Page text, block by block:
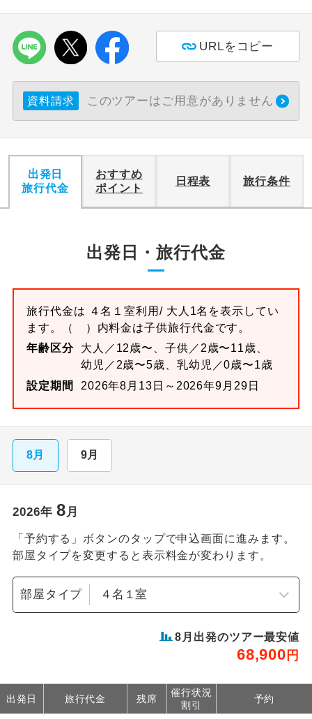
URLをコピー
資料請求 このツアーはご用意がありません
出発日
旅行代金
おすすめ
ポイント
日程表 旅行条件
出発日・旅行代金
旅行代金は ４名１室利用/ 大人1名を表示してい
ます。
（ ）内料金は子供旅行代金です。
年齢区分
大人／12歳〜、子供／2歳〜11歳、
幼児／2歳〜5歳、乳幼児／0歳〜1歳
設定期間
2026年8月13日～2026年9月29日
8月 9月
2026年 8月
「予約する」ボタンのタップで申込画面に進みます。
部屋タイプを変更すると表示料金が変わります。
部屋タイプ
8 月出発のツアー最安値
68,900 円
出発日 旅行代金 残席
催行状況
割引
予約